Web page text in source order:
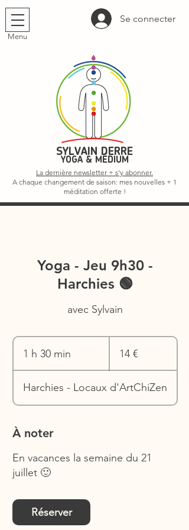
Menu
Se connecter
SYLVAIN DERRE
YOGA & MÉDIUM
La dernière newsletter + s'y abonner.
A chaque changement de saison: mes nouvelles + 1
méditation offerte !
Yoga - Jeu 9h30 -
Harchies 🟢
avec Sylvain
1 h 30 min
3
0
14 €
Harchies - Locaux d'ArtChiZen
À noter
En vacances la semaine du 21
juillet 🙂
Réserver